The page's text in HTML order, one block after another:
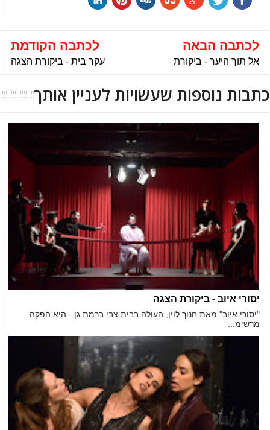
לכתבה הבאה
אל תוך היער - ביקורת
לכתבה הקודמת
עקר בית - ביקורת הצגה
כתבות נוספות שעשויות לעניין אותך
יסורי איוב - ביקורת הצגה
"יסורי איוב" מאת חנוך לוין, העולה בבית צבי ברמת גן - היא הפקה
מרשימ...